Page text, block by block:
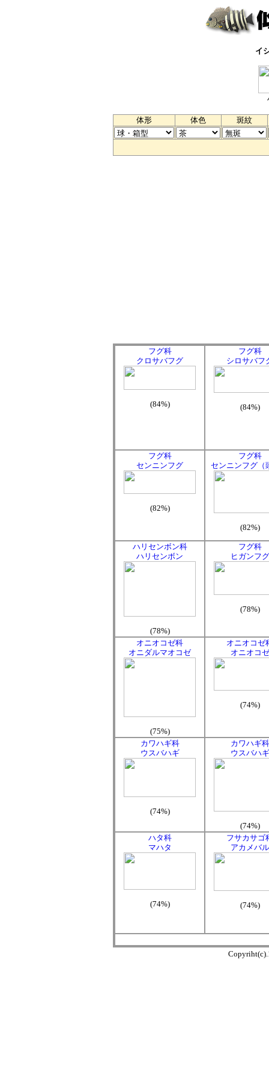
イ
体形 体色 斑紋
フグ科
クロサバフグ
(84%)
フグ科
シロサバフ
(84%)
フグ科
センニンフグ
(82%)
フグ科
センニンフグ（
(82%)
ハリセンボン科
ハリセンボン
(78%)
フグ科
ヒガンフグ
(78%)
オニオコゼ科
オニダルマオコゼ
(75%)
オニオコゼ
オニオコゼ
(74%)
カワハギ科
ウスバハギ
(74%)
カワハギ科
ウスバハギ
(74%)
ハタ科
マハタ
(74%)
フサカサゴ
アカメバル
(74%)